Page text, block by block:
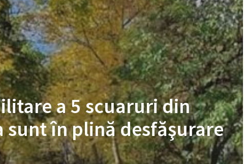
a 5 scuaruri din
sunt în plină desfăşurare